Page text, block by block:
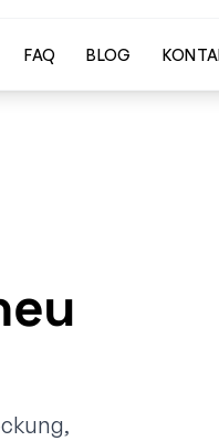
FAQ BLOG